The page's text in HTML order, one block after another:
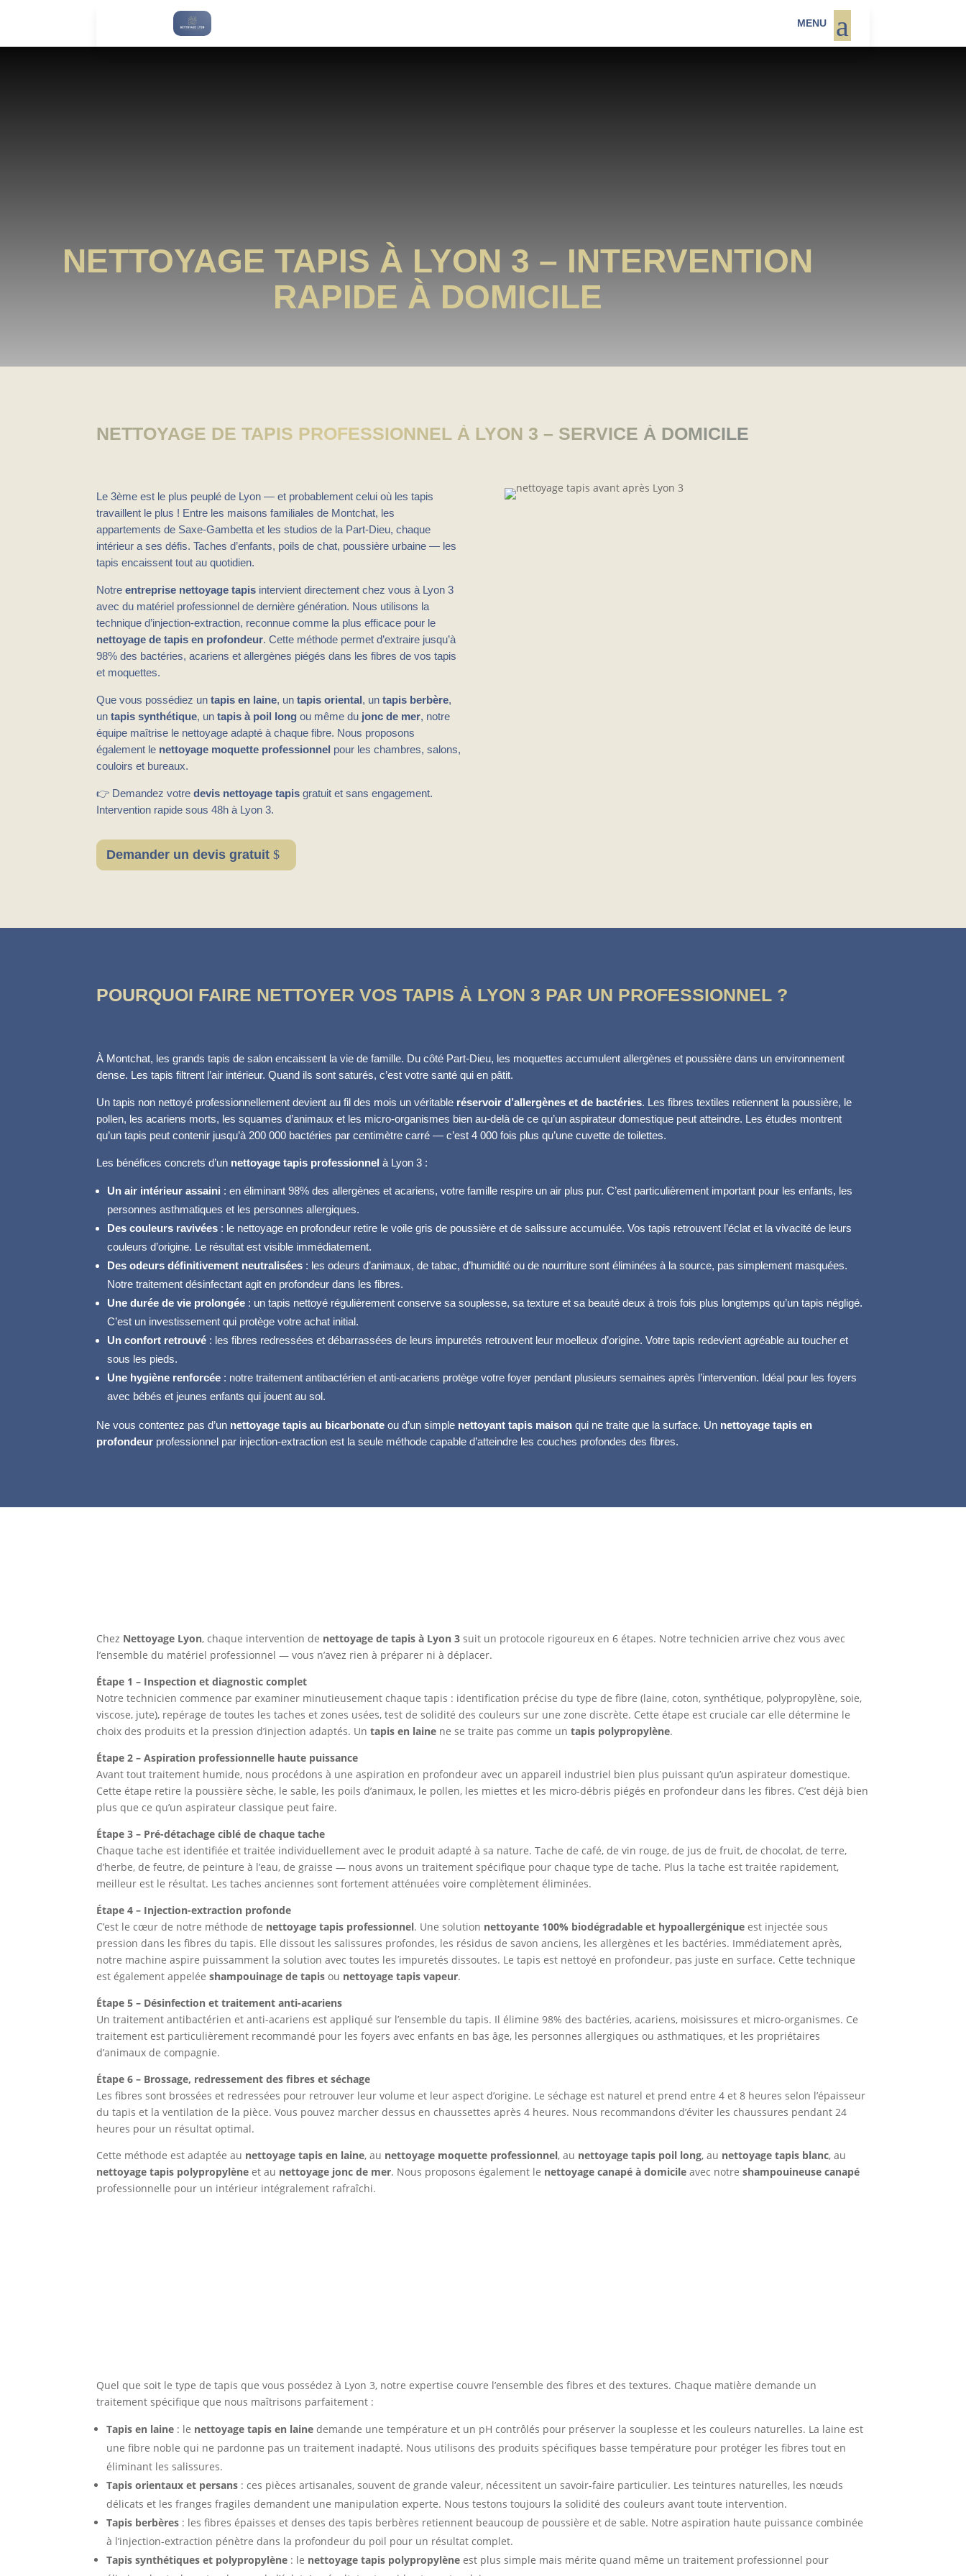
MENU a
NETTOYAGE TAPIS À LYON 3 – INTERVENTION
RAPIDE À DOMICILE
NETTOYAGE DE TAPIS PROFESSIONNEL À LYON 3 – SERVICE À DOMICILE
Le 3ème est le plus peuplé de Lyon — et probablement celui où les tapis
travaillent le plus ! Entre les maisons familiales de Montchat, les
appartements de Saxe-Gambetta et les studios de la Part-Dieu, chaque
intérieur a ses défis. Taches d’enfants, poils de chat, poussière urbaine — les
tapis encaissent tout au quotidien.
Notreentreprise nettoyage tapis intervient directement chez vous à Lyon 3
avec du matériel professionnel de dernière génération. Nous utilisons la
technique d’injection-extraction, reconnue comme la plus efficace pour le
nettoyage de tapis en profondeur. Cette méthode permet d’extraire jusqu’à
98% des bactéries, acariens et allergènes piégés dans les fibres de vos tapis
et moquettes.
Que vous possédiez untapis en laine, untapis oriental, untapis berbère,
untapis synthétique, untapis à poil long ou même du jonc de mer, notre
équipe maîtrise le nettoyage adapté à chaque fibre. Nous proposons
également le nettoyage moquette professionnel pour les chambres, salons,
couloirs et bureaux.
👉 Demandez votredevis nettoyage tapis gratuit et sans engagement.
Intervention rapide sous 48h à Lyon 3.
Demander un devis gratuit
POURQUOI FAIRE NETTOYER VOS TAPIS À LYON 3 PAR UN PROFESSIONNEL ?
À Montchat, les grands tapis de salon encaissent la vie de famille. Du côté Part-Dieu, les moquettes accumulent allergènes et poussière dans un environnement
dense. Les tapis filtrent l’air intérieur. Quand ils sont saturés, c’est votre santé qui en pâtit.
Un tapis non nettoyé professionnellement devient au fil des mois un véritable réservoir d’allergènes et de bactéries. Les fibres textiles retiennent la poussière, le
pollen, les acariens morts, les squames d’animaux et les micro-organismes bien au-delà de ce qu’un aspirateur domestique peut atteindre. Les études montrent
qu’un tapis peut contenir jusqu’à 200 000 bactéries par centimètre carré — c’est 4 000 fois plus qu’une cuvette de toilettes.
Les bénéfices concrets d’un nettoyage tapis professionnel à Lyon 3 :
Un air intérieur assaini : en éliminant 98% des allergènes et acariens, votre famille respire un air plus pur. C’est particulièrement important pour les enfants, les
personnes asthmatiques et les personnes allergiques.
Des couleurs ravivées : le nettoyage en profondeur retire le voile gris de poussière et de salissure accumulée. Vos tapis retrouvent l’éclat et la vivacité de leurs
couleurs d’origine. Le résultat est visible immédiatement.
Des odeurs définitivement neutralisées : les odeurs d’animaux, de tabac, d’humidité ou de nourriture sont éliminées à la source, pas simplement masquées.
Notre traitement désinfectant agit en profondeur dans les fibres.
Une durée de vie prolongée : un tapis nettoyé régulièrement conserve sa souplesse, sa texture et sa beauté deux à trois fois plus longtemps qu’un tapis négligé.
C’est un investissement qui protège votre achat initial.
Un confort retrouvé : les fibres redressées et débarrassées de leurs impuretés retrouvent leur moelleux d’origine. Votre tapis redevient agréable au toucher et
sous les pieds.
Une hygiène renforcée : notre traitement antibactérien et anti-acariens protège votre foyer pendant plusieurs semaines après l’intervention. Idéal pour les foyers
avec bébés et jeunes enfants qui jouent au sol.
Ne vous contentez pas d’un nettoyage tapis au bicarbonate ou d’un simple nettoyant tapis maison qui ne traite que la surface. Un nettoyage tapis en
profondeur professionnel par injection-extraction est la seule méthode capable d’atteindre les couches profondes des fibres.
Chez Nettoyage Lyon, chaque intervention de nettoyage de tapis à Lyon 3 suit un protocole rigoureux en 6 étapes. Notre technicien arrive chez vous avec
l’ensemble du matériel professionnel — vous n’avez rien à préparer ni à déplacer.
Étape 1 – Inspection et diagnostic complet
Notre technicien commence par examiner minutieusement chaque tapis : identification précise du type de fibre (laine, coton, synthétique, polypropylène, soie,
viscose, jute), repérage de toutes les taches et zones usées, test de solidité des couleurs sur une zone discrète. Cette étape est cruciale car elle détermine le
choix des produits et la pression d’injection adaptés. Untapis en laine ne se traite pas comme untapis polypropylène.
Étape 2 – Aspiration professionnelle haute puissance
Avant tout traitement humide, nous procédons à une aspiration en profondeur avec un appareil industriel bien plus puissant qu’un aspirateur domestique.
Cette étape retire la poussière sèche, le sable, les poils d’animaux, le pollen, les miettes et les micro-débris piégés en profondeur dans les fibres. C’est déjà bien
plus que ce qu’un aspirateur classique peut faire.
Étape 3 – Pré-détachage ciblé de chaque tache
Chaque tache est identifiée et traitée individuellement avec le produit adapté à sa nature. Tache de café, de vin rouge, de jus de fruit, de chocolat, de terre,
d’herbe, de feutre, de peinture à l’eau, de graisse — nous avons un traitement spécifique pour chaque type de tache. Plus la tache est traitée rapidement,
meilleur est le résultat. Les taches anciennes sont fortement atténuées voire complètement éliminées.
Étape 4 – Injection-extraction profonde
C’est le cœur de notre méthode de nettoyage tapis professionnel. Une solution nettoyante 100% biodégradable et hypoallergénique est injectée sous
pression dans les fibres du tapis. Elle dissout les salissures profondes, les résidus de savon anciens, les allergènes et les bactéries. Immédiatement après,
notre machine aspire puissamment la solution avec toutes les impuretés dissoutes. Le tapis est nettoyé en profondeur, pas juste en surface. Cette technique
est également appeléeshampouinage de tapis ou nettoyage tapis vapeur.
Étape 5 – Désinfection et traitement anti-acariens
Un traitement antibactérien et anti-acariens est appliqué sur l’ensemble du tapis. Il élimine 98% des bactéries, acariens, moisissures et micro-organismes. Ce
traitement est particulièrement recommandé pour les foyers avec enfants en bas âge, les personnes allergiques ou asthmatiques, et les propriétaires
d’animaux de compagnie.
Étape 6 – Brossage, redressement des fibres et séchage
Les fibres sont brossées et redressées pour retrouver leur volume et leur aspect d’origine. Le séchage est naturel et prend entre 4 et 8 heures selon l’épaisseur
du tapis et la ventilation de la pièce. Vous pouvez marcher dessus en chaussettes après 4 heures. Nous recommandons d’éviter les chaussures pendant 24
heures pour un résultat optimal.
Cette méthode est adaptée au nettoyage tapis en laine, au nettoyage moquette professionnel, au nettoyage tapis poil long, au nettoyage tapis blanc, au
nettoyage tapis polypropylène et au nettoyage jonc de mer. Nous proposons également le nettoyage canapé à domicile avec notreshampouineuse canapé
professionnelle pour un intérieur intégralement rafraîchi.
Quel que soit le type de tapis que vous possédez à Lyon 3, notre expertise couvre l’ensemble des fibres et des textures. Chaque matière demande un
traitement spécifique que nous maîtrisons parfaitement :
Tapis en laine : le nettoyage tapis en laine demande une température et un pH contrôlés pour préserver la souplesse et les couleurs naturelles. La laine est
une fibre noble qui ne pardonne pas un traitement inadapté. Nous utilisons des produits spécifiques basse température pour protéger les fibres tout en
éliminant les salissures.
Tapis orientaux et persans : ces pièces artisanales, souvent de grande valeur, nécessitent un savoir-faire particulier. Les teintures naturelles, les nœuds
délicats et les franges fragiles demandent une manipulation experte. Nous testons toujours la solidité des couleurs avant toute intervention.
Tapis berbères : les fibres épaisses et denses des tapis berbères retiennent beaucoup de poussière et de sable. Notre aspiration haute puissance combinée
à l’injection-extraction pénètre dans la profondeur du poil pour un résultat complet.
Tapis synthétiques et polypropylène : le nettoyage tapis polypropylène est plus simple mais mérite quand même un traitement professionnel pour